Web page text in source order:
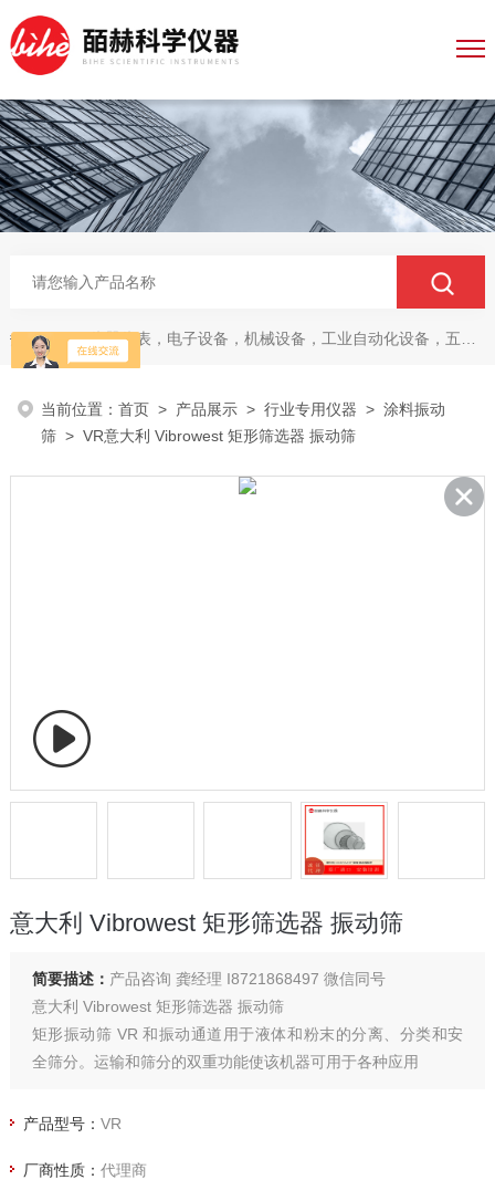
热门关键词：仪器仪表，电子设备，机械设备，工业自动化设备，五金产品，电线电缆，金属材料，电子
当前位置：首页 > 产品展示 >行业专用仪器 >涂料振动
筛 > VR意大利 Vibrowest 矩形筛选器 振动筛
意大利 Vibrowest 矩形筛选器 振动筛
简要描述： 产品咨询 龚经理 I8721868497 微信同号
意大利 Vibrowest 矩形筛选器 振动筛
矩形振动筛 VR 和振动通道用于液体和粉末的分离、分类和安
全筛分。运输和筛分的双重功能使该机器可用于各种应用
产品型号： VR
厂商性质： 代理商